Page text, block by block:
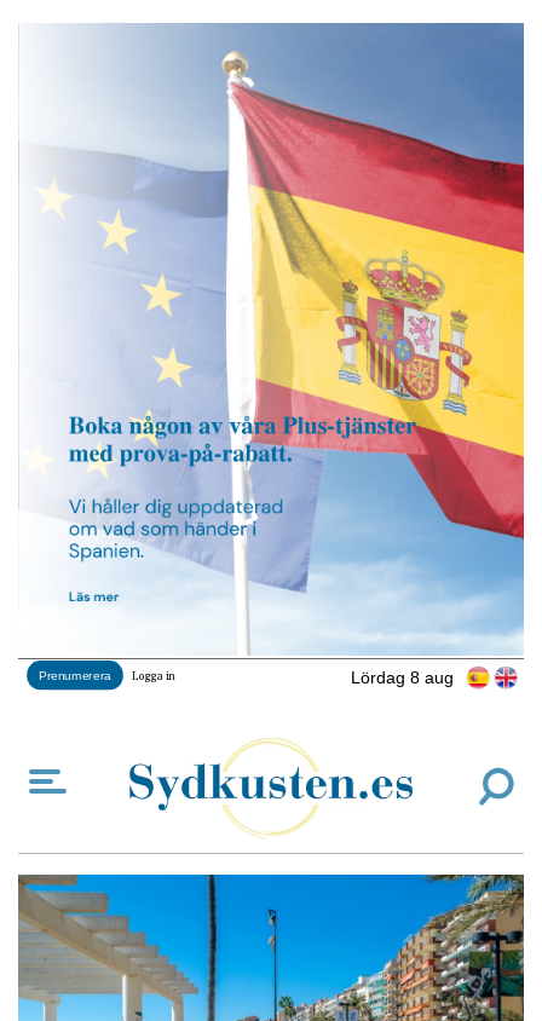
Lördag 8 aug
Prenumerera Logga in